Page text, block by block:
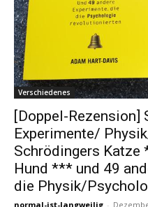
Verschiedenes
[Doppel-Rezension]
Experimente/
Schrödingers
Hund *** und 49
die Physik/
normal-ist-langweilig -